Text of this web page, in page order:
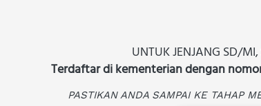
UNTUK JENJANG SD/
Terdaftar di kementerian dengan
PASTIKAN ANDA SAMPAI KE TAHAP